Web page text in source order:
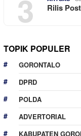
3 Rilis
TOPIK POPULER
GORONTALO
DPRD
POLDA
ADVERTORIAL
KABUPATEN